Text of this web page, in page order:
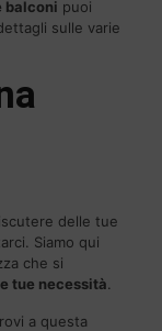
balconi puoi
sulle varie
delle tue
Siamo qui
che si
tue necessità
a questa